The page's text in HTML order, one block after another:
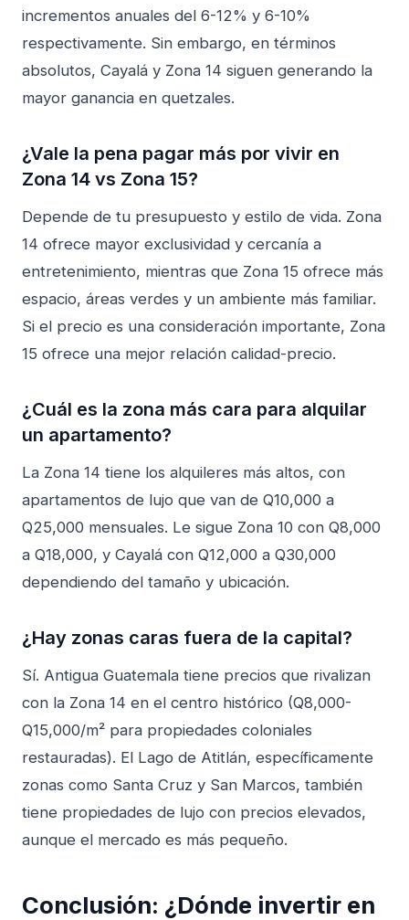
incrementos anuales del 6-12% y 6-10%
respectivamente. Sin embargo, en términos
absolutos, Cayalá y Zona 14 siguen generando la
mayor ganancia en quetzales.
¿Vale la pena pagar más por vivir en
Zona 14 vs Zona 15?
Depende de tu presupuesto y estilo de vida. Zona
14 ofrece mayor exclusividad y cercanía a
entretenimiento, mientras que Zona 15 ofrece más
espacio, áreas verdes y un ambiente más familiar.
Si el precio es una consideración importante, Zona
15 ofrece una mejor relación calidad-precio.
¿Cuál es la zona más cara para alquilar
un apartamento?
La Zona 14 tiene los alquileres más altos, con
apartamentos de lujo que van de Q10,000 a
Q25,000 mensuales. Le sigue Zona 10 con Q8,000
a Q18,000, y Cayalá con Q12,000 a Q30,000
dependiendo del tamaño y ubicación.
¿Hay zonas caras fuera de la capital?
Sí. Antigua Guatemala tiene precios que rivalizan
con la Zona 14 en el centro histórico (Q8,000-
Q15,000/m² para propiedades coloniales
restauradas). El Lago de Atitlán, específicamente
zonas como Santa Cruz y San Marcos, también
tiene propiedades de lujo con precios elevados,
aunque el mercado es más pequeño.
Conclusión: ¿Dónde invertir en